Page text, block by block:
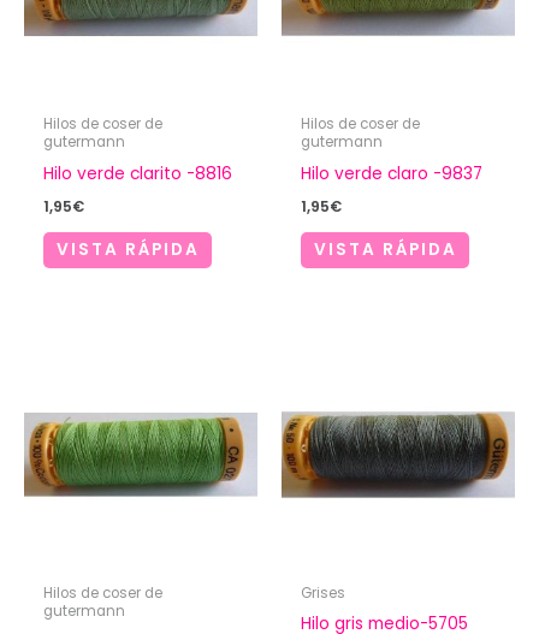
Hilos de coser de
gutermann
Hilo verde clarito -8816
1,95€
VISTA RÁPIDA
Hilos de coser de
gutermann
Hilo verde claro -9837
1,95€
VISTA RÁPIDA
Hilos de coser de
gutermann
Grises
Hilo gris medio-5705